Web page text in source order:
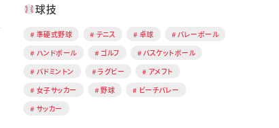
球技
準硬式野球 テニス 卓球
バレーボール
ハンドボール
ゴルフ
バスケットボール
バドミントン
ラグビー
アメフト
女子サッカー
野球
ビーチバレー
サッカー